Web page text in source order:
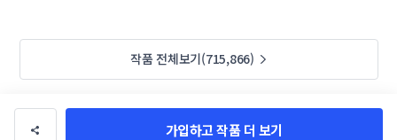
작품 전체보기(715,866)
가입하고 작품 더 보기